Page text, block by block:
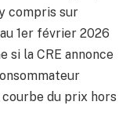
compris sur
1er février 2026
si la CRE annonce
du prix hors